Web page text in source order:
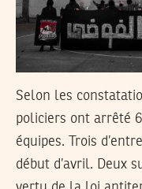
Selon les
policiers ont arrêté
équipes. Trois
début d’avril. Deux